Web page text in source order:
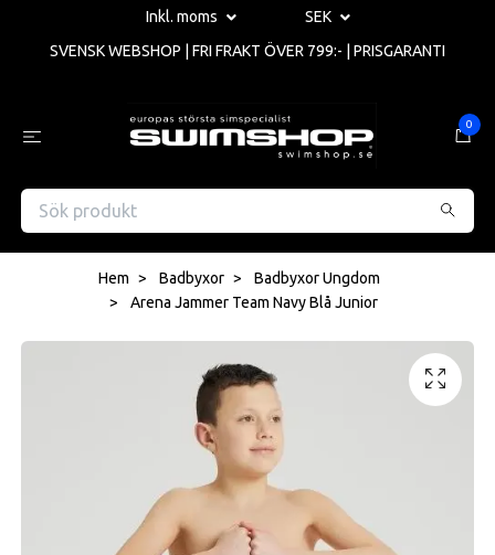
Inkl. moms
SEK
SVENSK WEBSHOP | FRI FRAKT ÖVER 799:- | PRISGARANTI
0
Hem Badbyxor
Badbyxor Ungdom
Arena Jammer Team Navy Blå Junior